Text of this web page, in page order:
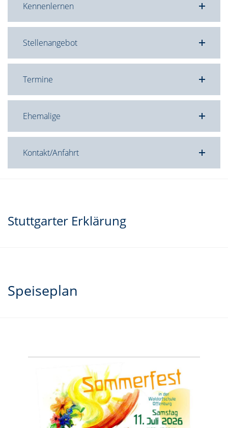
Kennenlernen
Stellenangebot
Termine
Ehemalige
Kontakt/Anfahrt
Stuttgarter Erklärung
Speiseplan